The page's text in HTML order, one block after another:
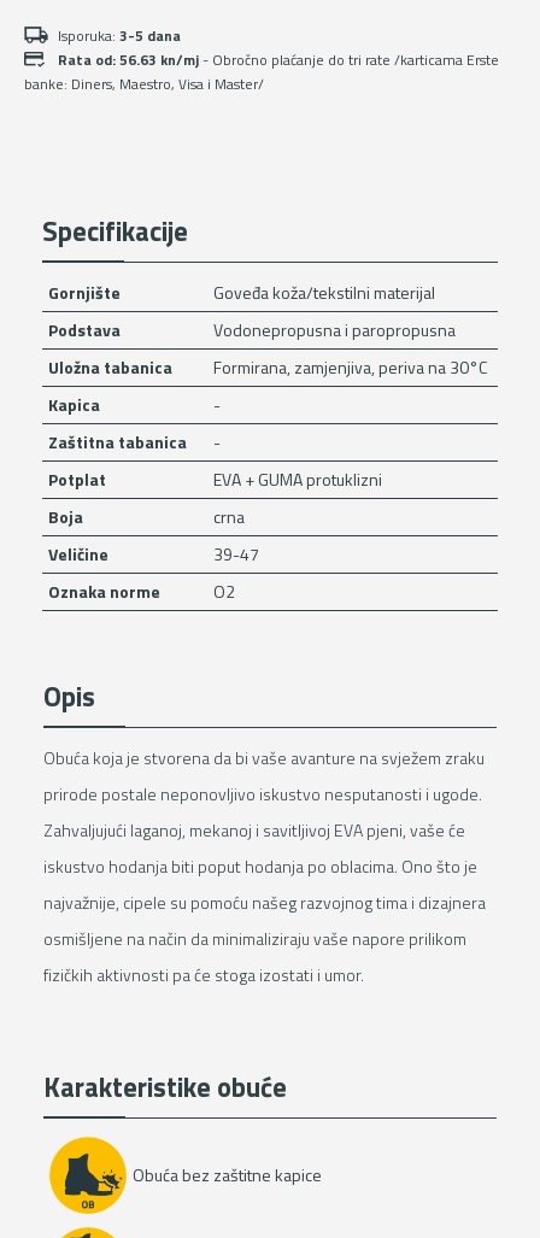
Isporuka:3-5 dana
Rata od: 56.63 kn/mj- Obročno plaćanje do tri rate /karticama Erste
banke: Diners, Maestro, Visa i Master/
Specifikacije
Gornjište
Goveđa koža/tekstilni materijal
Podstava
Vodonepropusna i paropropusna
Uložna tabanica
Formirana, zamjenjiva, periva na 30°C
Kapica
-
Zaštitna tabanica
-
Potplat
EVA + GUMA protuklizni
Boja
crna
Veličine
39-47
Oznaka norme
O2
Opis
Obuća koja je stvorena da bi vaše avanture na svježem zraku
prirode postale neponovljivo iskustvo nesputanosti i ugode.
Zahvaljujući laganoj, mekanoj i savitljivoj EVA pjeni, vaše će
iskustvo hodanja biti poput hodanja po oblacima. Ono što je
najvažnije, cipele su pomoću našeg razvojnog tima i dizajnera
osmišljene na način da minimaliziraju vaše napore prilikom
fizičkih aktivnosti pa će stoga izostati i umor.
Karakteristike obuće
Obuća bez zaštitne kapice